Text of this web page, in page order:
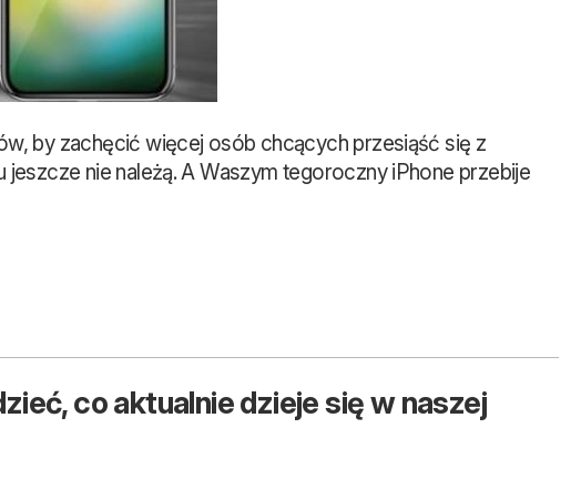
by zachęcić więcej osób chcących przesiąść się z
nie należą. A Waszym tegoroczny iPhone przebije
co aktualnie dzieje się w naszej